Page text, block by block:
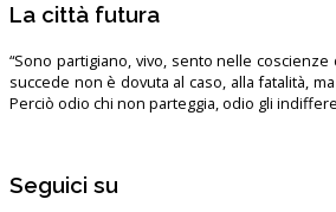
La città futura
“Sono partigiano, vivo, sento nelle
succede non è dovuta al caso, alla fatalità,
Perciò odio chi non parteggia, odio gli
Seguici su